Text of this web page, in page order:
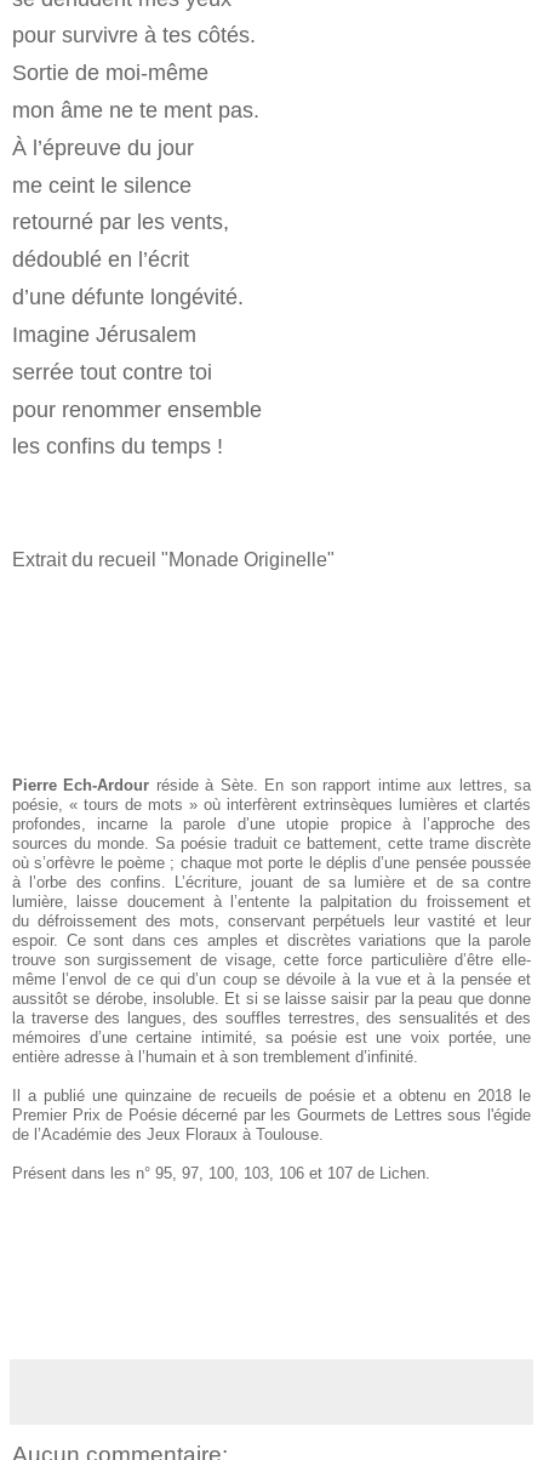
pour survivre à tes côtés.
Sortie de moi-même
mon âme ne te ment pas.
À l’épreuve du jour
me ceint le silence
retourné par les vents,
dédoublé en l’écrit
d’une défunte longévité.
Imagine Jérusalem
serrée tout contre toi
pour renommer ensemble
les confins du temps !
Extrait du recueil "Monade Originelle"
Pierre Ech-Ardour réside à Sète. En son rapport intime aux lettres, sa
poésie, « tours de mots » où interfèrent extrinsèques lumières et clartés
profondes, incarne la parole d’une utopie propice à l’approche des
sources du monde. Sa poésie traduit ce battement, cette trame discrète
où s’orfèvre le poème ; chaque mot porte le déplis d’une pensée poussée
à l’orbe des confins. L’écriture, jouant de sa lumière et de sa contre
lumière, laisse doucement à l’entente la palpitation du froissement et
du défroissement des mots, conservant perpétuels leur vastité et leur
espoir. Ce sont dans ces amples et discrètes variations que la parole
trouve son surgissement de visage, cette force particulière d’être elle-
même l’envol de ce qui d’un coup se dévoile à la vue et à la pensée et
aussitôt se dérobe, insoluble. Et si se laisse saisir par la peau que donne
la traverse des langues, des souffles terrestres, des sensualités et des
mémoires d’une certaine intimité, sa poésie est une voix portée, une
entière adresse à l’humain et à son tremblement d’infinité.
Il a publié une quinzaine de recueils de poésie et a obtenu en 2018 le
Premier Prix de Poésie décerné par les Gourmets de Lettres sous l'égide
de l’Académie des Jeux Floraux à Toulouse.
Présent dans les n° 95, 97, 100, 103, 106 et 107 de Lichen.
Aucun commentaire: